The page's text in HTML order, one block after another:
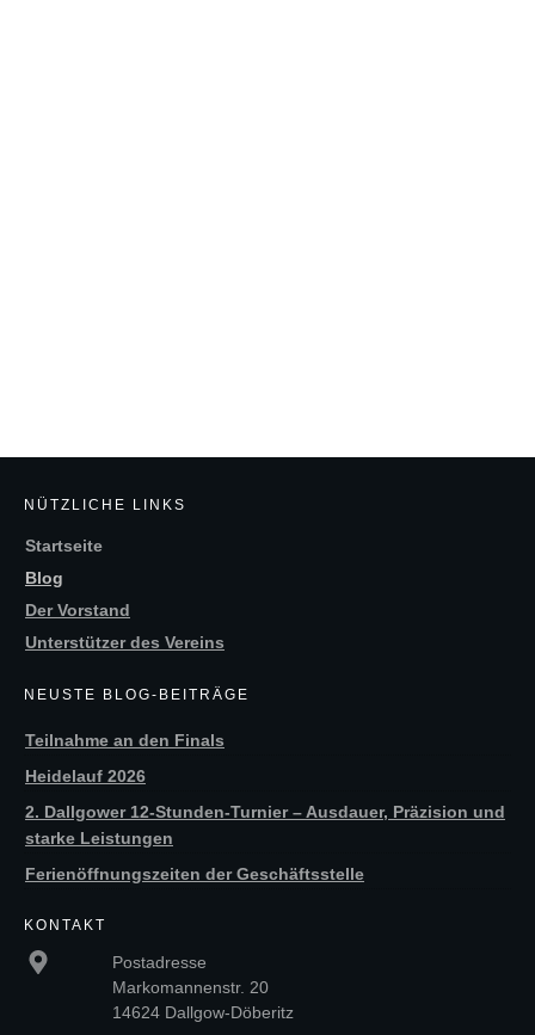
NÜTZLICHE LINKS
Startseite
Blog
Der Vorstand
Unterstützer des Vereins
NEUSTE BLOG-BEITRÄGE
Teilnahme an den Finals
Heidelauf 2026
2. Dallgower 12-Stunden-Turnier – Ausdauer, Präzision und
starke Leistungen
Ferienöffnungszeiten der Geschäftsstelle
KONTAKT
Postadresse
Markomannenstr. 20
14624 Dallgow-Döberitz